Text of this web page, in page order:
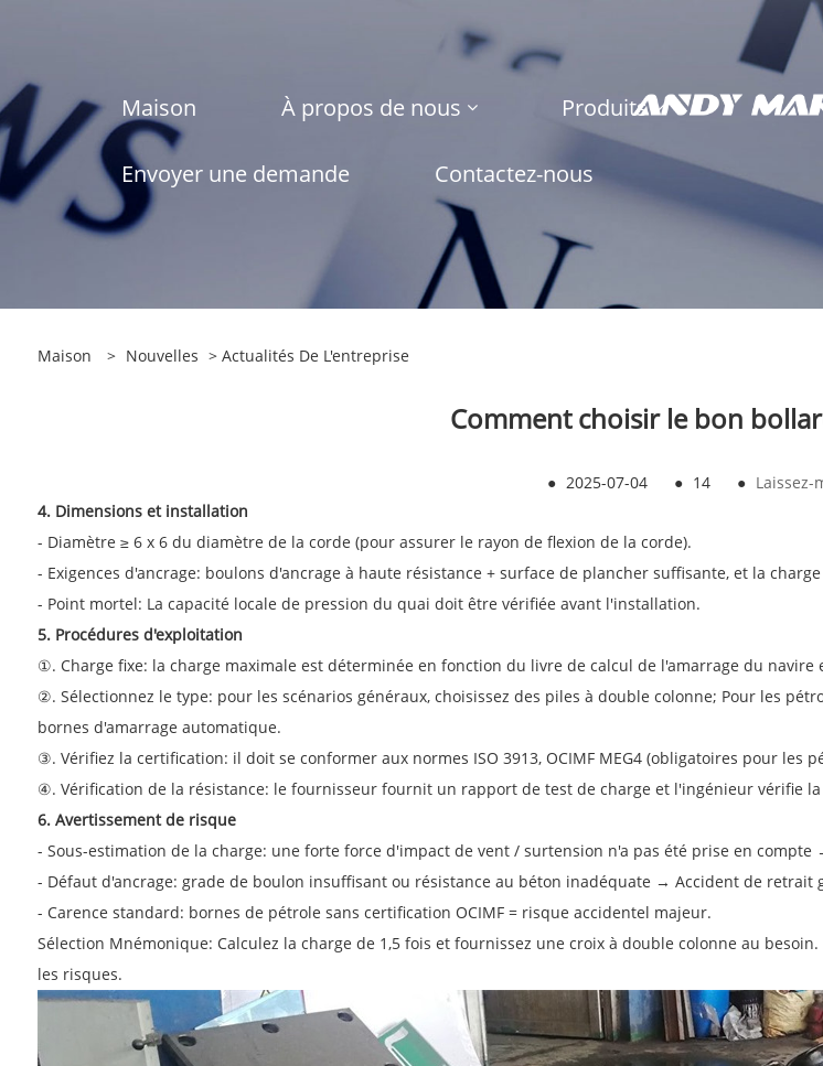
Maison À propos de nous Produits
Envoyer une demande Contactez-nous
Maison > Nouvelles > Actualités De L'entreprise
Comment choisir le bon
● 2025-07-04 ● 14 ● Laissez-
4. Dimensions et installation
- Diamètre ≥ 6 x 6 du diamètre de la corde (pour assurer le rayon de flexion de la corde).
- Exigences d'ancrage: boulons d'ancrage à haute résistance + surface de plancher suffisante, et la
- Point mortel: La capacité locale de pression du quai doit être vérifiée avant l'installation.
5. Procédures d'exploitation
①. Charge fixe: la charge maximale est déterminée en fonction du livre de calcul de l'amarrage du navire
②. Sélectionnez le type: pour les scénarios généraux, choisissez des piles à double colonne; Pour les
bornes d'amarrage automatique.
③. Vérifiez la certification: il doit se conformer aux normes ISO 3913, OCIMF MEG4 (obligatoires pour les
④. Vérification de la résistance: le fournisseur fournit un rapport de test de charge et l'ingénieur vérifie
6. Avertissement de risque
- Sous-estimation de la charge: une forte force d'impact de vent / surtension n'a pas été prise en compte
- Défaut d'ancrage: grade de boulon insuffisant ou résistance au béton inadéquate → Accident de retrait
- Carence standard: bornes de pétrole sans certification OCIMF = risque accidentel majeur.
Sélection Mnémonique: Calculez la charge de 1,5 fois et fournissez une croix à double colonne au
les risques.